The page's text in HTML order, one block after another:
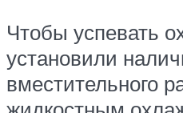
Чтобы успевать
установили
вместительного